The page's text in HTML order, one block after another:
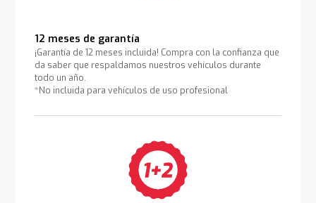
12 meses de garantía
¡Garantía de 12 meses incluida! Compra con la confianza que
da saber que respaldamos nuestros vehículos durante
todo un año.
*No incluida para vehículos de uso profesional